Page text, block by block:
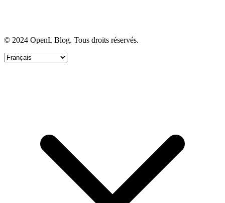
© 2024 OpenL Blog. Tous droits réservés.